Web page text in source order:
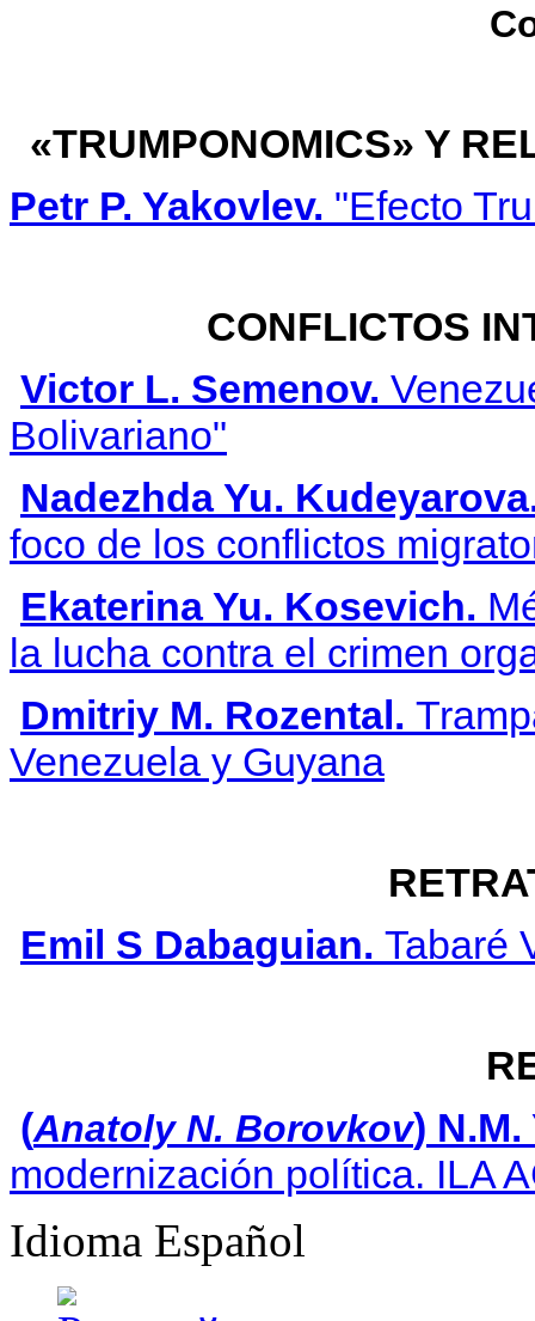
«TRUMPONOMICS» Y
Petr P. Yakovlev. "Efecto
CONFLICTOS
Victor L. Semenov.
Bolivariano"
Nadezhda Yu.
foco de los conflictos
Ekaterina Yu. Kosevich.
la lucha contra el crimen
Dmitriy M. Rozental.
Venezuela y Guyana
Emil S Dabaguian. Tabaré
(Anatoly N. Borovkov)
modernización política. ILA
Idioma Español